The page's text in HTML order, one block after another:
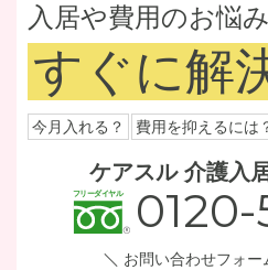
入居や費用のお悩
すぐに解
今月入れる？ 費用を抑えるには
ケアスル 介護入
0120-
お問い合わせフォー